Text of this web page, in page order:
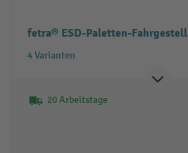
fetra® ESD-Paletten-Fahrgestell
4 Varianten
20 Arbeitstage